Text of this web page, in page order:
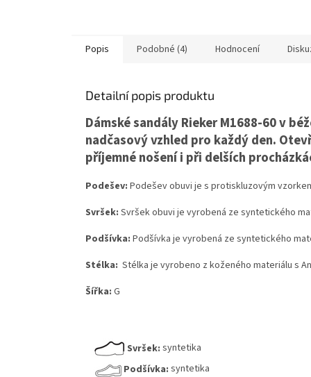
Popis Podobné (4) Hodnocení
Detailní popis produktu
Dámské sandály Rieker M1688-60 v
nadčasový vzhled pro každý den.
příjemné nošení i při delších
Podešev: Podešev obuvi je s protiskluzovým
Svršek: Svršek obuvi je vyrobená ze syntetického
Podšívka: Podšívka je vyrobená ze syntetického
Stélka: Stélka je vyrobeno z koženého materiálu s
Šířka: G
Svršek: syntetika
Podšívka: syntetika